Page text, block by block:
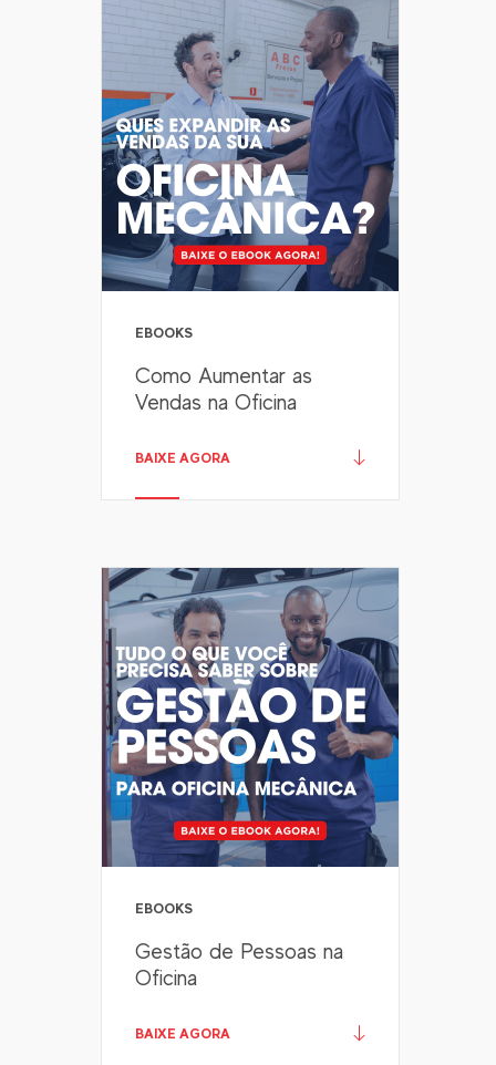
EBOOKS
Como Aumentar as
Vendas na Oficina
BAIXE AGORA
EBOOKS
Gestão de Pessoas na
Oficina
BAIXE AGORA